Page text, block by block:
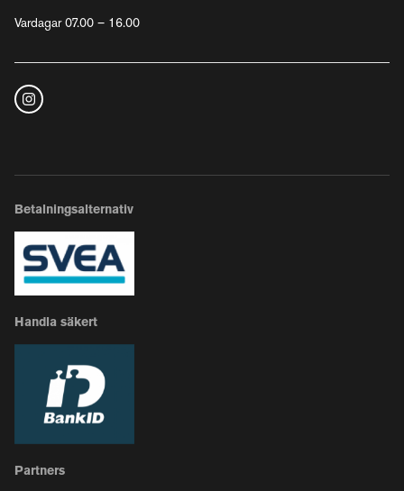
Vardagar 07.00 – 16.00
Betalningsalternativ
Handla säkert
Partners